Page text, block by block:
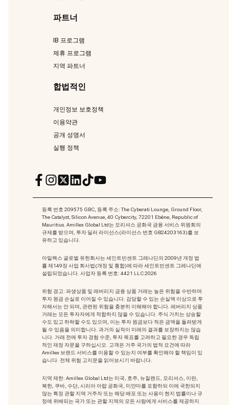
파트너
IB 프로그램
제휴 프로그램
지역 파트너
합법적인
개인정보 보호정책
이용약관
공개 성명서
실행 정책
등록 번호 209575 GBC, 등록 주소: The Cyberati Lounge, Ground Floor,
The Catalyst, Silicon Avenue, 40 Cybercity, 72201 Ebène, Republic of
Mauritius. Amillex Global Ltd는 모리셔스 공화국 금융 서비스 위원회의
규제를 받으며, 투자 딜러 라이선스(라이선스 번호 GB24203163)를 보
유하고 있습니다.
아밀렉스 글로벌 유한회사는 세인트빈센트 그레나딘의 2009년 개정 법
률 제149장 사업 회사법(개정 및 통합)에 따라 세인트빈센트 그레나딘에
설립되었습니다. 사업자 등록 번호: 4421 LLC 2026
위험 경고: 파생상품 및 레버리지 금융 상품 거래는 높은 위험을 수반하며
투자 원금 손실로 이어질 수 있습니다. 감당할 수 있는 손실액 이상으로 투
자해서는 안 되며, 관련된 위험을 충분히 이해해야 합니다. 레버리지 상품
거래는 모든 투자자에게 적합하지 않을 수 있습니다. 주식 가치는 상승할
수도 있고 하락할 수도 있으며, 이는 투자 원금보다 적은 금액을 돌려받게
될 수 있음을 의미합니다. 과거의 실적이 미래의 결과를 보장하지는 않습
니다. 거래 전에 투자 경험 수준, 투자 목표를 고려하고 필요한 경우 독립
적인 재정 자문을 구하십시오. 고객은 거주 국가의 법적 요건에 따라
Amillex 브랜드 서비스를 이용할 수 있는지 여부를 확인해야 할 책임이 있
습니다. 전체 위험 고지문을 읽어보시기 바랍니다.
지역 제한: Amillex Global Ltd는 미국, 호주, 뉴질랜드, 모리셔스, 이란,
북한, 쿠바, 수단, 시리아 아랍 공화국, 미얀마를 포함하되 이에 국한되지
않는 특정 관할 지역 거주자 또는 해당 배포 또는 사용이 현지 법률이나 규
정에 위배되는 국가 또는 관할 지역의 모든 사람에게 서비스를 제공하지